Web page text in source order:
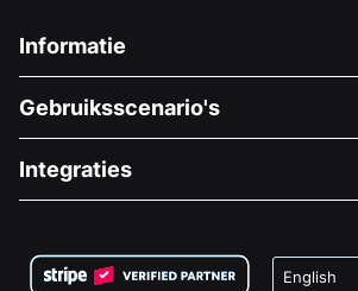
Informatie
Over Ons
Vacatures
Privacy
Gebruiksscenario's
Medische Fondsenwerving
Goede Doelen Fondsenwerving
Integraties
Wix Donatie Plugin